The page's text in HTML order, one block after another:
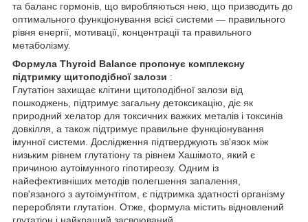
та баланс гормонів, що виробляються нею, що призводить до
оптимального функціонування всієї системи — правильного
рівня енергії, мотивації, концентрації та правильного
метаболізму.
Формула Thyroid Balance пропонує комплексну
підтримку щитоподібної залози :
Глутатіон захищає клітини щитоподібної залози від
пошкоджень, підтримує загальну детоксикацію, діє як
природний хелатор для токсичних важких металів і токсинів
довкілля, а також підтримує правильне функціонування
імунної системи. Дослідження підтверджують зв'язок між
низьким рівнем глутатіону та рівнем Хашімото, який є
причиною аутоімунного гіпотиреозу. Одним із
найефективніших методів полегшення запалення,
пов'язаного з аутоімунтітом, є підтримка здатності організму
переробляти глутатіон. Отже, формула містить відновлений